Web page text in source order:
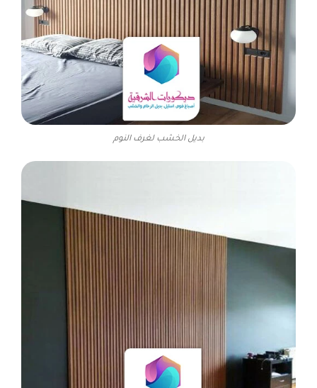
بديل الخشب لغرف النوم